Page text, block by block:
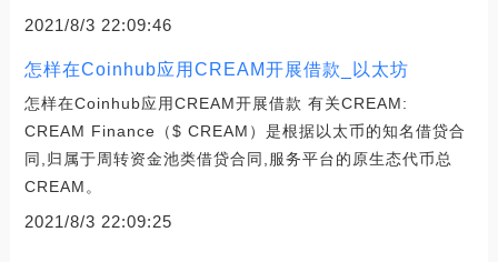
2021/8/3 22:09:46
怎样在Coinhub应用CREAM开展借款_以太坊
怎样在Coinhub应用CREAM开展借款 有关CREAM:
CREAM Finance（$ CREAM）是根据以太币的知名借贷合
同,归属于周转资金池类借贷合同,服务平台的原生态代币总
CREAM。
2021/8/3 22:09:25